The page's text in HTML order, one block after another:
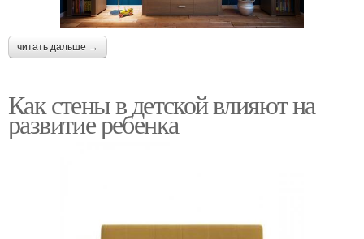
читать дальше →
Как стены в детской влияют на
развитие ребенка